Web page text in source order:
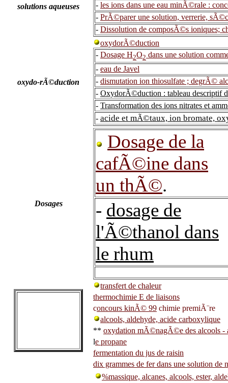
solutions aqueuses
- les ions dans une eau minÃ©rale :
- PrÃ©parer une solution, verrerie,
- Dissolution de composÃ©s ioniques;
oxydo-rÃ©duction
oxydorÃ©duction
- Dosage H2O2 dans une solution
- eau de Javel
- dismutation ion thiosulfate ; degrÃ©
- OxydorÃ©duction : tableau descriptif
- Transformation des ions nitrates et
- acide et mÃ©taux, ion bromate,
Dosages
Dosage de la
cafÃ©ine dans
un thÃ©.
- dosage de
l'Ã©thanol dans
le rhum
transfert de chaleur
thermochimie E de liaisons
concours kinÃ© 99 chimie premiÃ¨re
alcools, aldehyde, acide carboxylique
** oxydation mÃ©nagÃ©e des alcools -
le propane
fermentation du jus de raisin
dix grammes de fer dans une solution de
%massique, alcanes, alcools, ester,